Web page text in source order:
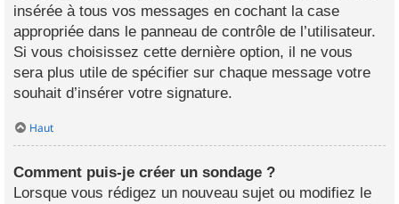
insérée à tous vos messages en cochant la case
appropriée dans le panneau de contrôle de l’utilisateur.
Si vous choisissez cette dernière option, il ne vous
sera plus utile de spécifier sur chaque message votre
souhait d’insérer votre signature.
Haut
Comment puis-je créer un sondage ?
Lorsque vous rédigez un nouveau sujet ou modifiez le